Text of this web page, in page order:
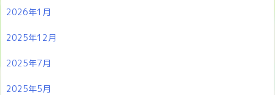
2026年1月
2025年12月
2025年7月
2025年5月